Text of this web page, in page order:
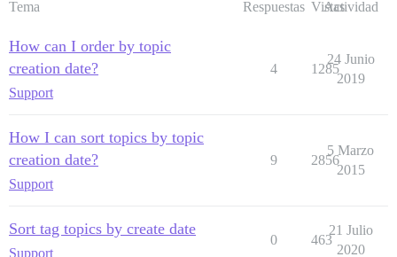
Tema Respuestas Vistas
Actividad
How can I order by topic
creation date?
Support
4 1285
24 Junio
2019
How I can sort topics by topic
creation date?
Support
9 2856
5 Marzo
2015
Sort tag topics by create date
Support
0 463
21 Julio
2020